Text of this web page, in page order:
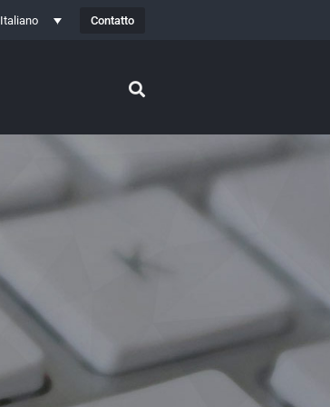
Italiano Contatto